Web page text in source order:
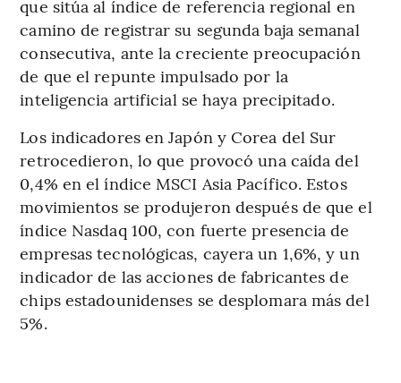
que sitúa al índice de referencia regional en
camino de registrar su segunda baja semanal
consecutiva, ante la creciente preocupación
de que el repunte impulsado por la
inteligencia artificial se haya precipitado.
Los indicadores en Japón y Corea del Sur
retrocedieron, lo que provocó una caída del
0,4% en el índice MSCI Asia Pacífico. Estos
movimientos se produjeron después de que el
índice Nasdaq 100, con fuerte presencia de
empresas tecnológicas, cayera un 1,6%, y un
indicador de las acciones de fabricantes de
chips estadounidenses se desplomara más del
5%.